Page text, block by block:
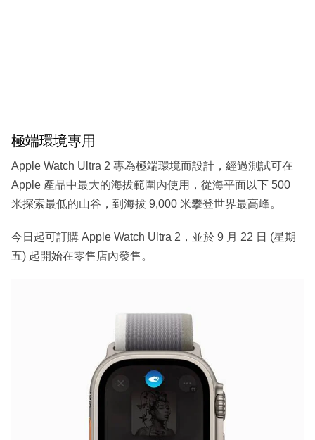
極端環境專用
Apple Watch Ultra 2 專為極端環境而設計，經過測試可在
Apple 產品中最大的海拔範圍內使用，從海平面以下 500
米探索最低的山谷，到海拔 9,000 米攀登世界最高峰。
今日起可訂購 Apple Watch Ultra 2，並於 9 月 22 日 (星期
五) 起開始在零售店內發售。